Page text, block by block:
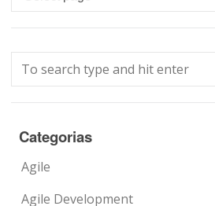
Categorias
Agile
Agile Development